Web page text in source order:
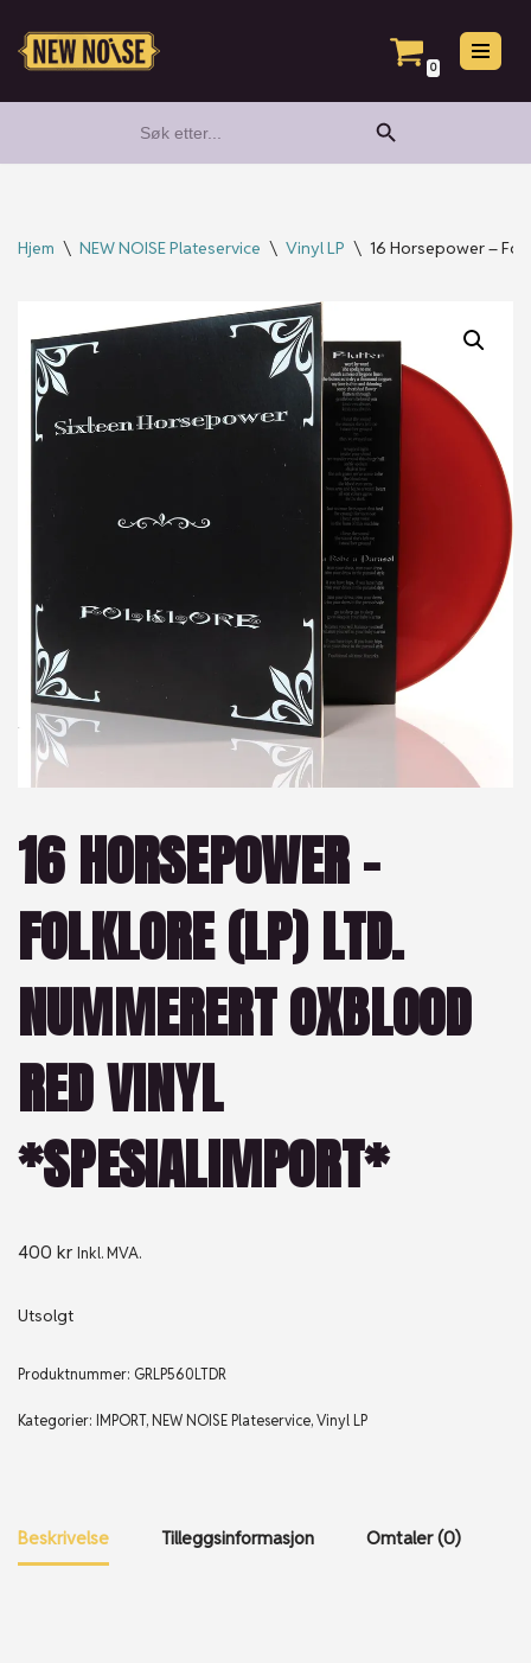
Hopp
0
for:
Search Button
Hjem \ NEW NOISE Plateservice \ Vinyl LP \ 16 Horsepower –
16 HORSEPOWER –
FOLKLORE (LP) LTD.
NUMMERERT OXBLOOD
RED VINYL
*SPESIALIMPORT*
400 kr Inkl. MVA.
Utsolgt
Produktnummer: GRLP560LTDR
Kategorier: IMPORT, NEW NOISE Plateservice,Vinyl LP
Beskrivelse Tilleggsinformasjon Omtaler (0)